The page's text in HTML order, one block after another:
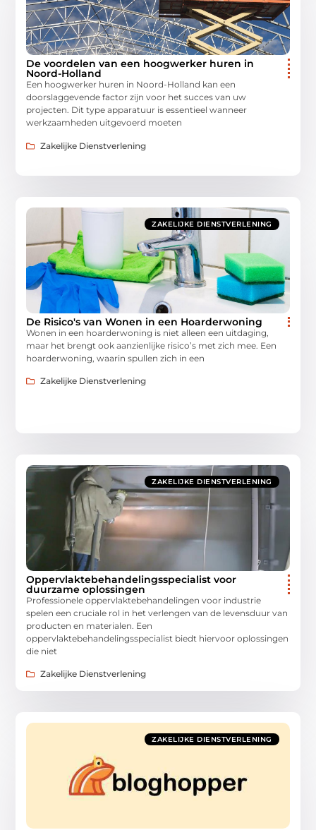
De voordelen van een hoogwerker huren in
Noord-Holland
Een hoogwerker huren in Noord-Holland kan een
doorslaggevende factor zijn voor het succes van uw
projecten. Dit type apparatuur is essentieel wanneer
werkzaamheden uitgevoerd moeten
Zakelijke Dienstverlening
ZAKELIJKE DIENSTVERLENING
De Risico's van Wonen in een Hoarderwoning
Wonen in een hoarderwoning is niet alleen een uitdaging,
maar het brengt ook aanzienlijke risico’s met zich mee. Een
hoarderwoning, waarin spullen zich in een
Zakelijke Dienstverlening
ZAKELIJKE DIENSTVERLENING
Oppervlaktebehandelingsspecialist voor
duurzame oplossingen
Professionele oppervlaktebehandelingen voor industrie
spelen een cruciale rol in het verlengen van de levensduur van
producten en materialen. Een
oppervlaktebehandelingsspecialist biedt hiervoor oplossingen
die niet
Zakelijke Dienstverlening
ZAKELIJKE DIENSTVERLENING